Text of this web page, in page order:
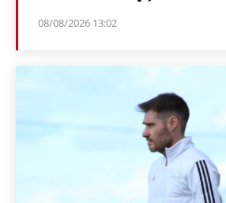
08/08/2026 13:02